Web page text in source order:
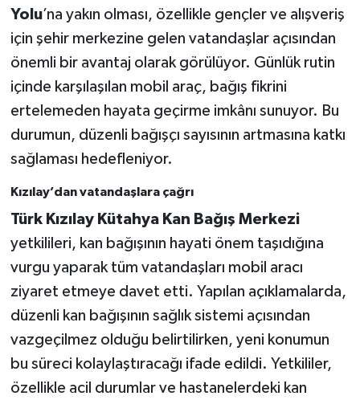
Yolu’na yakın olması, özellikle gençler ve alışveriş
için şehir merkezine gelen vatandaşlar açısından
önemli bir avantaj olarak görülüyor. Günlük rutin
içinde karşılaşılan mobil araç, bağış fikrini
ertelemeden hayata geçirme imkânı sunuyor. Bu
durumun, düzenli bağışçı sayısının artmasına katkı
sağlaması hedefleniyor.
Kızılay’dan vatandaşlara çağrı
Türk Kızılay Kütahya Kan Bağış Merkezi
yetkilileri, kan bağışının hayati önem taşıdığına
vurgu yaparak tüm vatandaşları mobil aracı
ziyaret etmeye davet etti. Yapılan açıklamalarda,
düzenli kan bağışının sağlık sistemi açısından
vazgeçilmez olduğu belirtilirken, yeni konumun
bu süreci kolaylaştıracağı ifade edildi. Yetkililer,
özellikle acil durumlar ve hastanelerdeki kan